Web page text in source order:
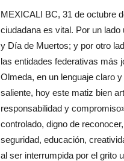
MEXICALI BC, 31 de octubre
ciudadana es vital. Por un
y Día de Muertos; y por otro
las entidades federativas más
Olmeda, en un lenguaje claro
saliente, hoy este matiz bien
responsabilidad y
controlado, digno de
seguridad, educación,
al ser interrumpida por el grito